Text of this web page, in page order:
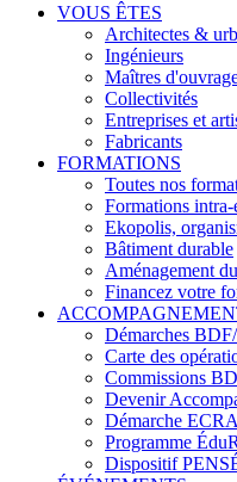
VOUS ÊTES
Architectes &
Ingénieurs
Maîtres
Collectivités
Entreprises et
Fabricants
FORMATIONS
Toutes nos
Formations intra-
Ekopolis,
Bâtiment durable
Aménagement
Financez votre
Démarches
Carte des
Commissions
Devenir
Démarche
Programme
Dispositif